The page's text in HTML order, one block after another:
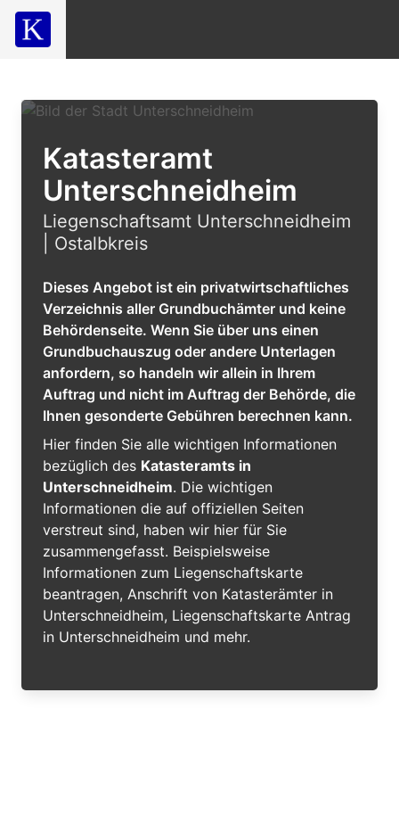
Katasteramt
Unterschneidheim
Liegenschaftsamt Unterschneidheim
| Ostalbkreis
Dieses Angebot ist ein privatwirtschaftliches
Verzeichnis aller Grundbuchämter und keine
Behördenseite. Wenn Sie über uns einen
Grundbuchauszug oder andere Unterlagen
anfordern, so handeln wir allein in Ihrem
Auftrag und nicht im Auftrag der Behörde, die
Ihnen gesonderte Gebühren berechnen kann.
Hier finden Sie alle wichtigen Informationen
bezüglich des Katasteramts in
Unterschneidheim. Die wichtigen
Informationen die auf offiziellen Seiten
verstreut sind, haben wir hier für Sie
zusammengefasst. Beispielsweise
Informationen zum Liegenschaftskarte
beantragen, Anschrift von Katasterämter in
Unterschneidheim, Liegenschaftskarte Antrag
in Unterschneidheim und mehr.